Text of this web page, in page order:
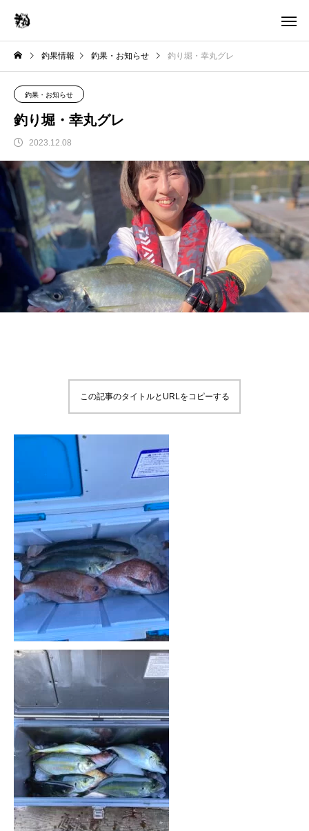
釣果情報 釣果・お知らせ 釣り堀・幸丸グレ
釣果・お知らせ
釣り堀・幸丸グレ
2023.12.08
この記事のタイトルとURLをコピーする